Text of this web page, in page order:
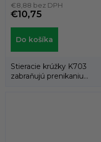
KASTAS
€8,88 bez DPH
€10,75
Do košíka
Stieracie krúžky K703
zabraňujú prenikaniu